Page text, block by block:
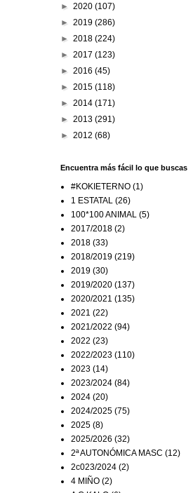
► 2020 (107)
► 2019 (286)
► 2018 (224)
► 2017 (123)
► 2016 (45)
► 2015 (118)
► 2014 (171)
► 2013 (291)
► 2012 (68)
Encuentra más fácil lo que buscas
#KOKIETERNO (1)
1 ESTATAL (26)
100*100 ANIMAL (5)
2017/2018 (2)
2018 (33)
2018/2019 (219)
2019 (30)
2019/2020 (137)
2020/2021 (135)
2021 (22)
2021/2022 (94)
2022 (23)
2022/2023 (110)
2023 (14)
2023/2024 (84)
2024 (20)
2024/2025 (75)
2025 (8)
2025/2026 (32)
2ª AUTONÓMICA MASC (12)
2c023/2024 (2)
4 MIÑO (2)